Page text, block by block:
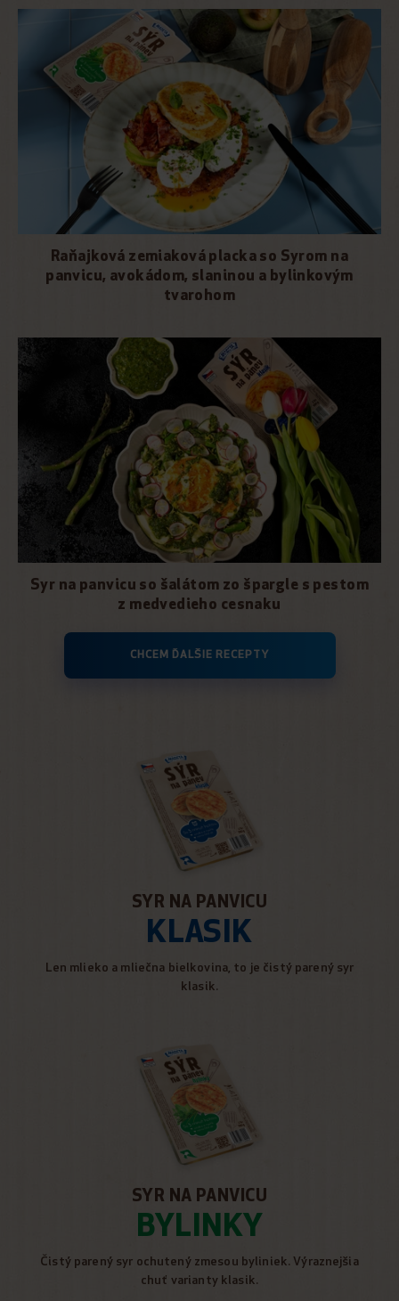
Raňajková zemiaková placka so Syrom na
panvicu, avokádom, slaninou a bylinkovým
tvarohom
Syr na panvicu so šalátom zo špargle s pestom
z medvedieho cesnaku
CHCEM ĎALŠIE RECEPTY
SYR NA PANVICU
KLASIK
Len mlieko a mliečna bielkovina, to je čistý parený syr
klasik.
SYR NA PANVICU
BYLINKY
Čistý parený syr ochutený zmesou byliniek. Výraznejšia
chuť varianty klasik.